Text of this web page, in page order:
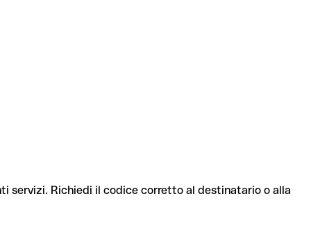
servizi. Richiedi il codice corretto al destinatario o alla